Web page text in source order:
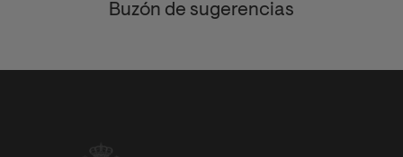
Buzón de sugerencias